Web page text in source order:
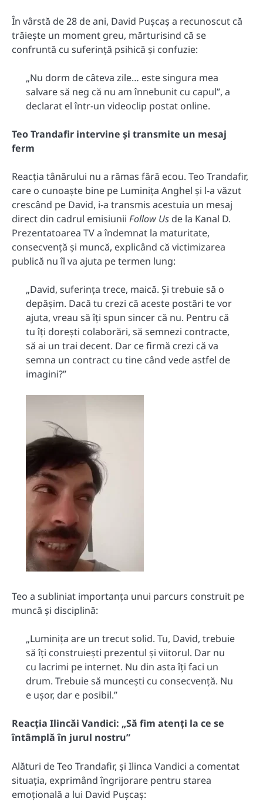
În vârstă de 28 de ani, David Pușcaș a recunoscut că
trăiește un moment greu, mărturisind că se
confruntă cu suferință psihică și confuzie:
„Nu dorm de câteva zile… este singura mea
salvare să neg că nu am înnebunit cu capul”, a
declarat el într-un videoclip postat online.
Teo Trandafir intervine și transmite un mesaj
ferm
Reacția tânărului nu a rămas fără ecou. Teo Trandafir,
care o cunoaște bine pe Luminița Anghel și l-a văzut
crescând pe David, i-a transmis acestuia un mesaj
direct din cadrul emisiunii Follow Us de la Kanal D.
Prezentatoarea TV a îndemnat la maturitate,
consecvență și muncă, explicând că victimizarea
publică nu îl va ajuta pe termen lung:
„David, suferința trece, maică. Și trebuie să o
depășim. Dacă tu crezi că aceste postări te vor
ajuta, vreau să îți spun sincer că nu. Pentru că
tu îți dorești colaborări, să semnezi contracte,
să ai un trai decent. Dar ce firmă crezi că va
semna un contract cu tine când vede astfel de
imagini?”
Teo a subliniat importanța unui parcurs construit pe
muncă și disciplină:
„Luminița are un trecut solid. Tu, David, trebuie
să îți construiești prezentul și viitorul. Dar nu
cu lacrimi pe internet. Nu din asta îți faci un
drum. Trebuie să muncești cu consecvență. Nu
e ușor, dar e posibil.”
Reacția Ilincăi Vandici: „Să fim atenți la ce se
întâmplă în jurul nostru”
Alături de Teo Trandafir, și Ilinca Vandici a comentat
situația, exprimând îngrijorare pentru starea
emoțională a lui David Pușcaș: